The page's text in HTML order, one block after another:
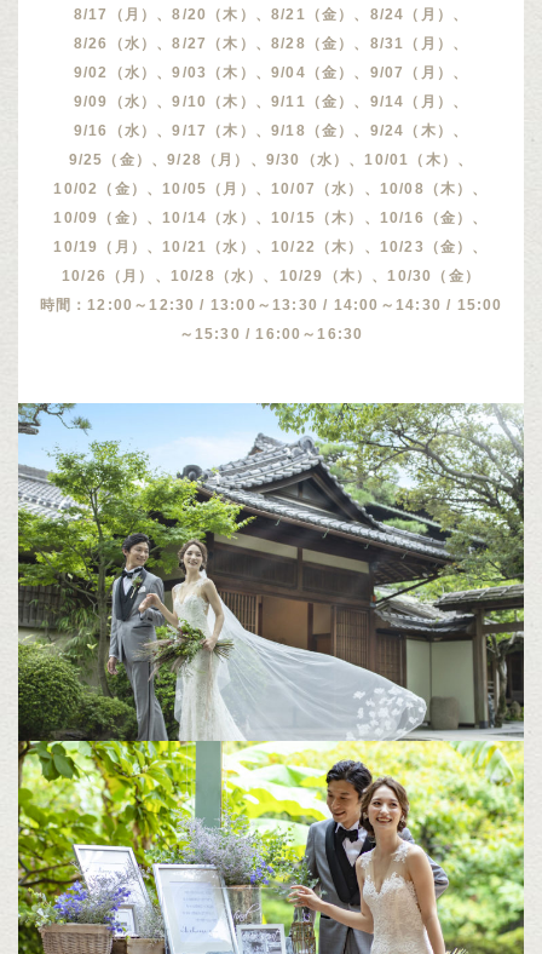
8/17（月）、8/20（木）、8/21（金）、8/24（月）、
8/26（水）、8/27（木）、8/28（金）、8/31（月）、
9/02（水）、9/03（木）、9/04（金）、9/07（月）、
9/09（水）、9/10（木）、9/11（金）、9/14（月）、
9/16（水）、9/17（木）、9/18（金）、9/24（木）、
9/25（金）、9/28（月）、9/30（水）、10/01（木）、
10/02（金）、10/05（月）、10/07（水）、10/08（木）、
10/09（金）、10/14（水）、10/15（木）、10/16（金）、
10/19（月）、10/21（水）、10/22（木）、10/23（金）、
10/26（月）、10/28（水）、10/29（木）、10/30（金）
時間：12:00～12:30 / 13:00～13:30 / 14:00～14:30 / 15:00
～15:30 / 16:00～16:30